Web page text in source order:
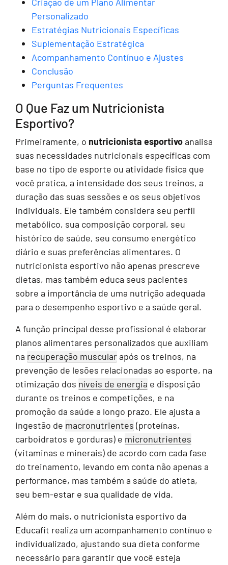
Personalizado
Estratégias Nutricionais Específicas
Suplementação Estratégica
Acompanhamento Contínuo e Ajustes
Conclusão
Perguntas Frequentes
O Que Faz um Nutricionista
Esportivo?
Primeiramente, o nutricionista esportivoanalisa
suas necessidades nutricionais específicas com
base no tipo de esporte ou atividade física que
você pratica, a intensidade dos seus treinos, a
duração das suas sessões e os seus objetivos
individuais. Ele também considera seu perfil
metabólico, sua composição corporal, seu
histórico de saúde, seu consumo energético
diário e suas preferências alimentares. O
nutricionista esportivo não apenas prescreve
dietas, mas também educa seus pacientes
sobre a importância de uma nutrição adequada
para o desempenho esportivo e a saúde geral.
A função principal desse profissional é elaborar
planos alimentares personalizados que auxiliam
na recuperação muscularapós os treinos, na
prevenção de lesões relacionadas ao esporte, na
otimização dos níveis de energia e disposição
durante os treinos e competições, e na
promoção da saúde a longo prazo. Ele ajusta a
ingestão de macronutrientes (proteínas,
carboidratos e gorduras) e micronutrientes
(vitaminas e minerais) de acordo com cada fase
do treinamento, levando em conta não apenas a
performance, mas também a saúde do atleta,
seu bem-estar e sua qualidade de vida.
Além do mais, o nutricionista esportivo da
Educafit realiza um acompanhamento contínuo e
individualizado, ajustando sua dieta conforme
necessário para garantir que você esteja